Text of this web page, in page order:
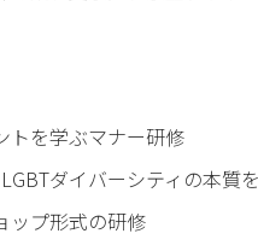
トを学ぶマナー研修
ダイバーシティの本質
ップ形式の研修